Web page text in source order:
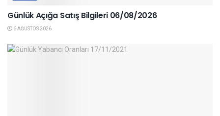
Günlük Açığa Satış Bilgileri 06/08/2026
6 AĞUSTOS 2026